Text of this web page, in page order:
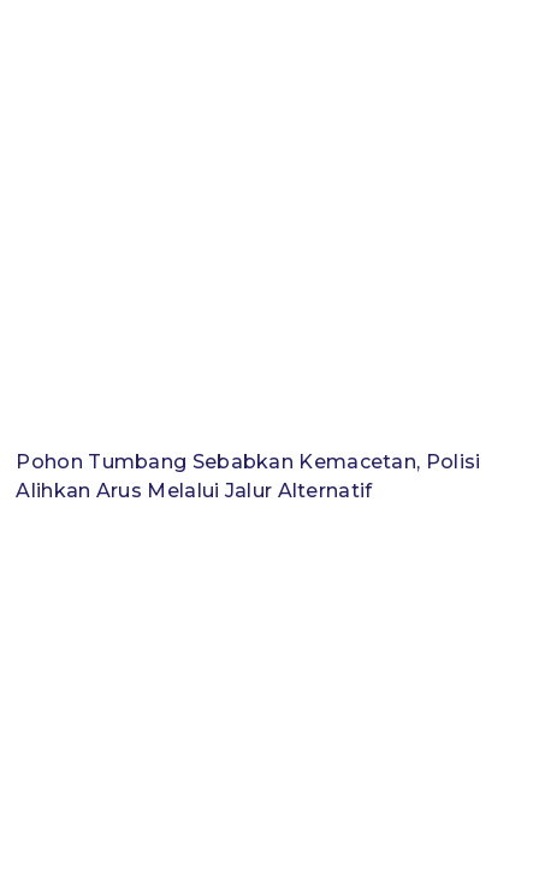
Pohon Tumbang Sebabkan Kemacetan, Polisi
Alihkan Arus Melalui Jalur Alternatif